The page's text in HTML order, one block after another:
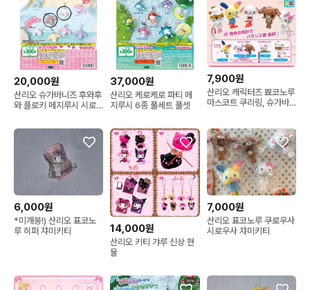
20,000원
산리오 슈가바니즈 후와후
와 플로키 메지루시 시로
트
37,000원
산리오 케로케로 파티 메
지루시 6종 풀세트 풀셋
7,900원
산리오 캐릭터즈 뾰코노루
마스코트 쿠리링, 슈가바
6,000원
*미개봉!) 산리오 표코노
루 히퍼 챠미키티
14,000원
산리오 키티 갸루 신상 현
물
7,000원
산리오 표코노루 쿠로우사
시로우사 챠미키티